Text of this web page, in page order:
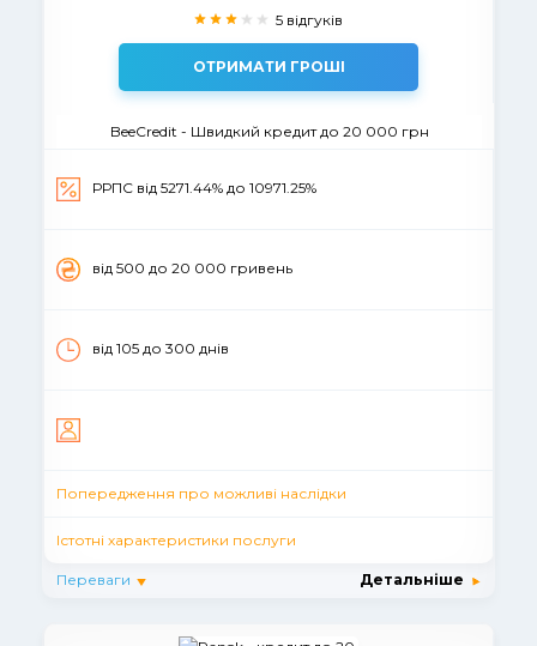
5 відгуків
ОТРИМАТИ ГРОШІ
BeeCredit - Швидкий кредит до 20 000 грн
РРПС від 5271.44% до 10971.25%
вiд 500 до 20 000 гривень
від 105 до 300 днів
Попередження про можливі наслідки
Істотні характеристики послуги
Переваги Детальніше